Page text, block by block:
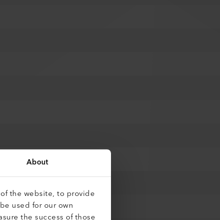
About
the website, to provide
used for our own
the success of those